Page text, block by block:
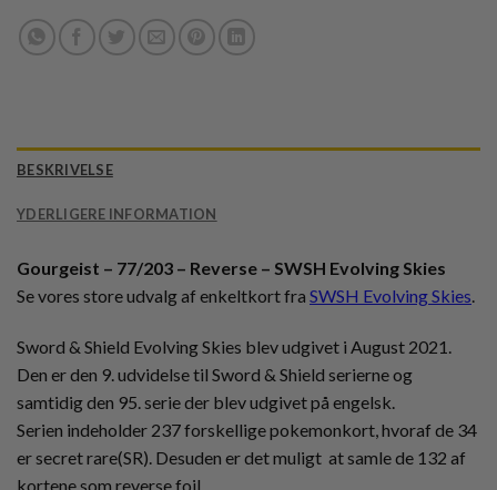
BESKRIVELSE
YDERLIGERE INFORMATION
Gourgeist – 77/203 – Reverse – SWSH Evolving Skies
Se vores store udvalg af enkeltkort fra SWSH Evolving Skies.
Sword & Shield Evolving Skies blev udgivet i August 2021.
Den er den 9. udvidelse til Sword & Shield serierne og
samtidig den 95. serie der blev udgivet på engelsk.
Serien indeholder 237 forskellige pokemonkort, hvoraf de 34
er secret rare(SR). Desuden er det muligt at samle de 132 af
kortene som reverse foil.